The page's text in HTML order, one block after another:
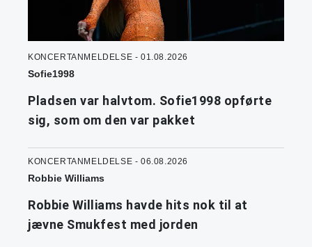
KONCERTANMELDELSE - 01.08.2026
Sofie1998
Pladsen var halvtom. Sofie1998 opførte
sig, som om den var pakket
KONCERTANMELDELSE - 06.08.2026
Robbie Williams
Robbie Williams havde hits nok til at
jævne Smukfest med jorden